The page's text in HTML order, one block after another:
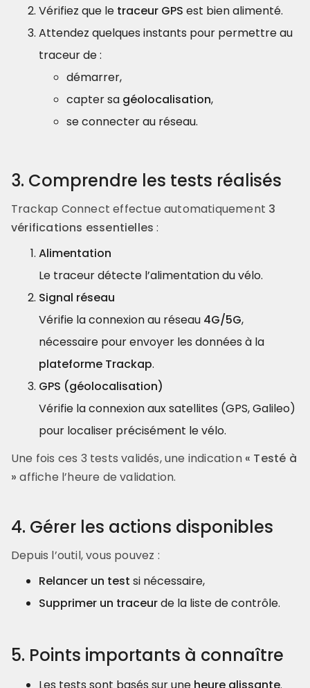
Vérifiez que le traceur GPS est bien alimenté.
Attendez quelques instants pour permettre au
traceur de :
démarrer,
capter sa géolocalisation,
se connecter au réseau.
3. Comprendre les tests réalisés
Trackap Connect effectue automatiquement 3
vérifications essentielles :
Alimentation
Le traceur détecte l’alimentation du vélo.
Signal réseau
Vérifie la connexion au réseau 4G/5G,
nécessaire pour envoyer les données à la
plateforme Trackap.
GPS (géolocalisation)
Vérifie la connexion aux satellites (GPS, Galileo)
pour localiser précisément le vélo.
Une fois ces 3 tests validés, une indication « Testé à
» affiche l’heure de validation.
4. Gérer les actions disponibles
Depuis l’outil, vous pouvez :
Relancer un test si nécessaire,
Supprimer un traceurde la liste de contrôle.
5. Points importants à connaître